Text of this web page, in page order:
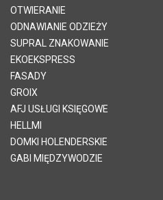
OTWIERANIE
ODNAWIANIE ODZIEŻY
SUPRAL ZNAKOWANIE
EKOEKSPRESS
FASADY
GROIX
AFJ USŁUGI KSIĘGOWE
HELLMI
DOMKI HOLENDERSKIE
GABI MIĘDZYWODZIE